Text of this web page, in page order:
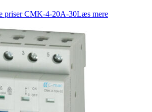
priserCMK-4-20A-30Læs mere